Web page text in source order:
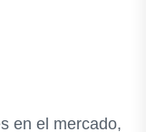
en el mercado,